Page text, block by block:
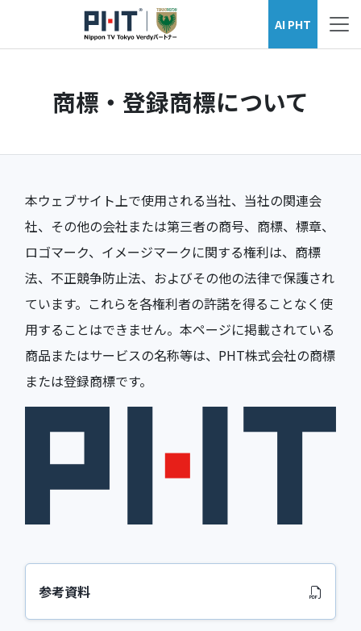
AI PHT
商標・登録商標について
本ウェブサイト上で使用される当社、当社の関連会
社、その他の会社または第三者の商号、商標、標章、
ロゴマーク、イメージマークに関する権利は、商標
法、不正競争防止法、およびその他の法律で保護され
ています。これらを各権利者の許諾を得ることなく使
用することはできません。本ページに掲載されている
商品またはサービスの名称等は、PHT株式会社の商標
または登録商標です。
参考資料